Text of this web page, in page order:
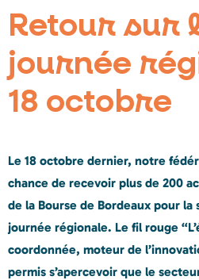
Retour sur
journée
18 octobre
Le 18 octobre dernier, notre
chance de recevoir plus de 200
de la Bourse de Bordeaux pour
journée régionale. Le fil rouge
coordonnée, moteur de
permis s’apercevoir que le